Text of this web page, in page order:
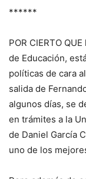
******
POR CIERTO
de Educación,
políticas de cara
salida de
algunos días, se
en trámites a la
de Daniel García
uno de los